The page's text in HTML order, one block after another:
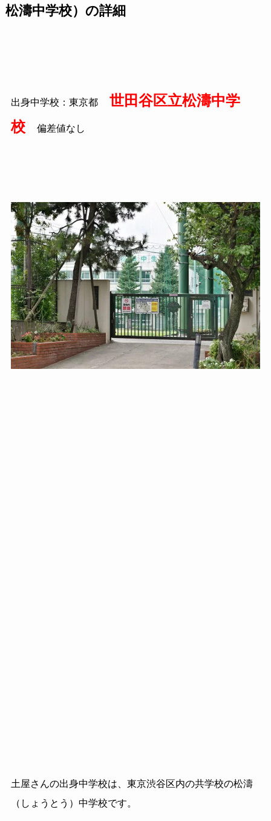
松濤中学校）の詳細
出身中学校：東京都
世田谷区立松濤中学
校
偏差値なし
土屋さんの出身中学校は、東京渋谷区内の共学校の松濤
（しょうとう）中学校です。